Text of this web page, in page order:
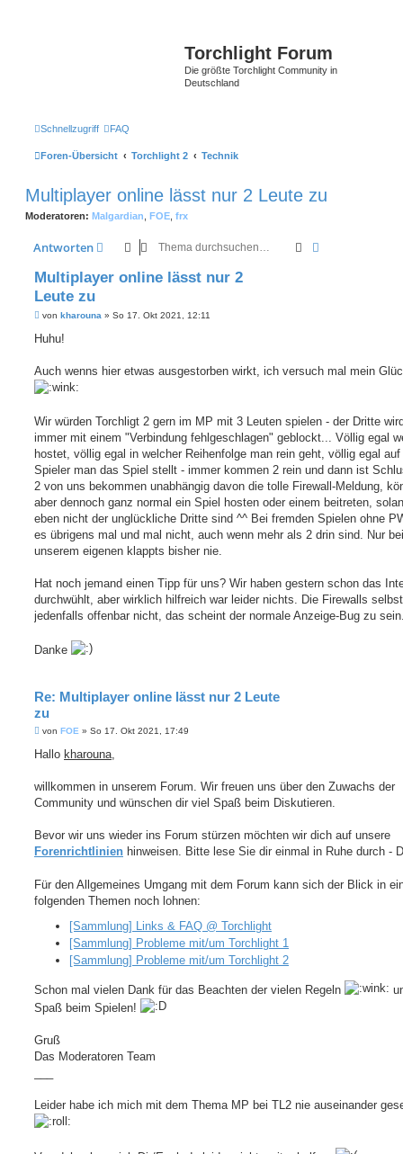
Torchlight Forum
Die größte Torchlight Community in
Deutschland
Schnellzugriff FAQ
Foren-Übersicht Torchlight 2 Technik
Multiplayer online lässt nur 2 Leute zu
Moderatoren: Malgardian FOE frx
Antworten Suche
Multiplayer online lässt nur 2
Leute zu
B
i
a
g
von kharouna » So 17. Okt 2021, 12:11
Huhu!
Auch wenns hier etwas ausgestorben wirkt, ich versuch mal mein
Wir würden Torchligt 2 gern im MP mit 3 Leuten spielen - der Dritte
immer mit einem "Verbindung fehlgeschlagen" geblockt... Völlig egal
hostet, völlig egal in welcher Reihenfolge man rein geht, völlig egal
Spieler man das Spiel stellt - immer kommen 2 rein und dann ist
2 von uns bekommen unabhängig davon die tolle Firewall-Meldung,
aber dennoch ganz normal ein Spiel hosten oder einem beitreten,
eben nicht der unglückliche Dritte sind ^^ Bei fremden Spielen ohne
es übrigens mal und mal nicht, auch wenn mehr als 2 drin sind. Nur bei
unserem eigenen klappts bisher nie.
Hat noch jemand einen Tipp für uns? Wir haben gestern schon das
durchwühlt, aber wirklich hilfreich war leider nichts. Die Firewalls
jedenfalls offenbar nicht, das scheint der normale Anzeige-Bug zu
Danke
Re: Multiplayer online lässt nur 2 Leute
zu
B
i
a
von FOE » So 17. Okt 2021, 17:49
Hallo kharouna
willkommen in unserem Forum. Wir freuen uns über den Zuwachs der
Community und wünschen dir viel Spaß beim Diskutieren.
Bevor wir uns wieder ins Forum stürzen möchten wir dich auf unsere
Forenrichtlinien hinweisen. Bitte lese Sie dir einmal in Ruhe durch -
Für den Allgemeines Umgang mit dem Forum kann sich der Blick in
folgenden Themen noch lohnen:
[Sammlung] Links & FAQ @ Torchlight
[Sammlung] Probleme mit/um Torchlight 1
[Sammlung] Probleme mit/um Torchlight 2
Schon mal vielen Dank für das Beachten der vielen Regeln
Spaß beim Spielen!
Gruß
Das Moderatoren Team
Leider habe ich mich mit dem Thema MP bei TL2 nie auseinander